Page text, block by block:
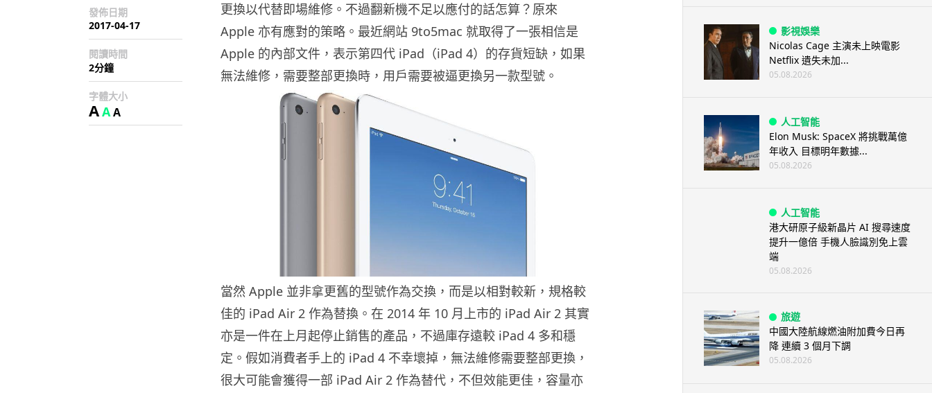
發佈日期
2017-04-17
閱讀時間
2分鐘
字體大小
AAA
更換以代替即場維修。不過翻新機不足以應付的話怎算？原來
Apple 亦有應對的策略。最近網站 9to5mac 就取得了一張相信是
Apple 的內部文件，表示第四代 iPad（iPad 4）的存貨短缺，如果
無法維修，需要整部更換時，用戶需要被逼更換另一款型號。
當然 Apple 並非拿更舊的型號作為交換，而是以相對較新，規格較
佳的 iPad Air 2 作為替換。在 2014 年 10 月上市的 iPad Air 2 其實
亦是一件在上月起停止銷售的產品，不過庫存遠較 iPad 4 多和穩
定。假如消費者手上的 iPad 4 不幸壞掉，無法維修需要整部更換，
很大可能會獲得一部 iPad Air 2 作為替代，不但效能更佳，容量亦
影視娛樂
Nicolas Cage 主演未上映電影
Netflix 遺失未加...
05.08.2026
人工智能
Elon Musk: SpaceX 將挑戰萬億
年收入 目標明年數據...
05.08.2026
人工智能
港大研原子級新晶片 AI 搜尋速度
提升一億倍 手機人臉識別免上雲
端
05.08.2026
旅遊
中國大陸航線燃油附加費今日再
降 連續 3 個月下調
05.08.2026